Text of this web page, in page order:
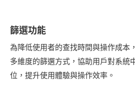
篩選功能
為降低使用者的查找時間與操作成本
多維度的篩選方式，協助用戶對系統
位，提升使用體驗與操作效率。